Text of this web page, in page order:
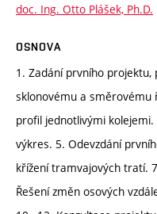
doc. Ing. Otto Plášek, Ph.D.
OSNOVA
1. Zadání prvního projektu,
sklonovému a směrovému
profil jednotlivými
výkres. 5. Odevzdání
křížení tramvajových tratí.
Řešení změn osových